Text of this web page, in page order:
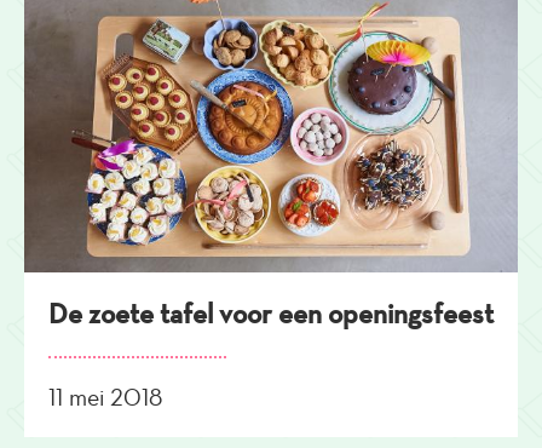
De zoete tafel voor een openingsfeest
11 mei 2018